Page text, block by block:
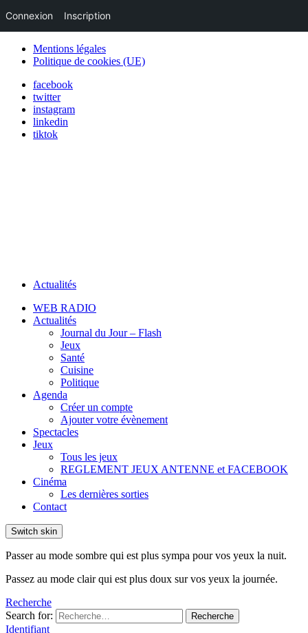
Mentions légales
Politique de cookies (UE)
facebook
twitter
instagram
linkedin
tiktok
Actualités
WEB RADIO
Actualités
Journal du Jour – Flash
Jeux
Santé
Cuisine
Politique
Agenda
Créer un compte
Ajouter votre évènement
Spectacles
Jeux
Tous les jeux
REGLEMENT JEUX ANTENNE et FACEBOOK
Cinéma
Les dernières sorties
Contact
Switch skin
Passer au mode sombre qui est plus sympa pour vos yeux la nuit.
Passez au mode clair qui est plus doux sur vos yeux la journée.
Recherche
Search for:
Recherche
Identifiant
Connexion Inscription